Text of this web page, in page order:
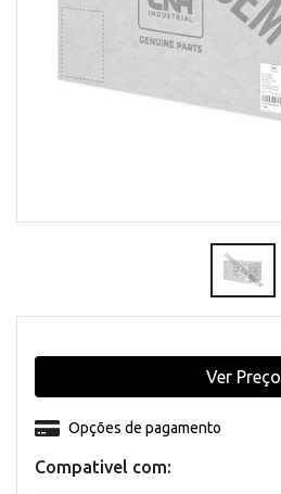
Compativel com:
Opções de pagamento
Ver Preço